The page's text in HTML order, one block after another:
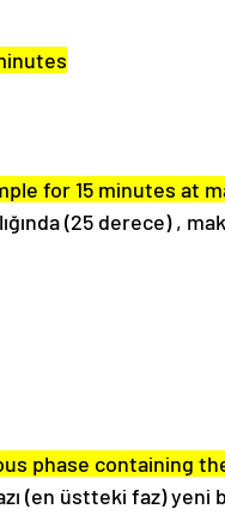
for 15 minutes at
(25 derece) ,
phase containing
(en üstteki faz)